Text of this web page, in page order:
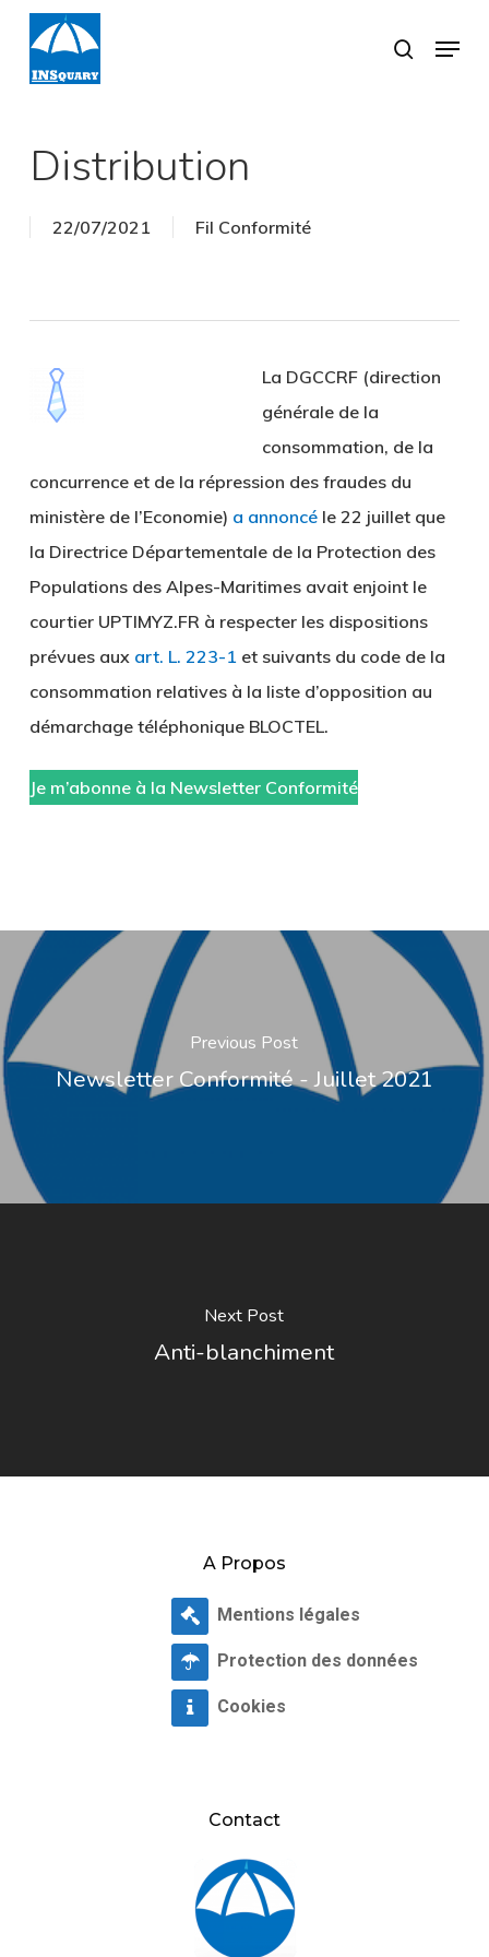
Skip
main
search
Menu
Distribution
22/07/2021 Fil Conformité
La DGCCRF (direction
générale de la
consommation, de la
concurrence et de la répression des fraudes du
ministère de l’Economie) a annoncéle 22 juillet que
la Directrice Départementale de la Protection des
Populations des Alpes-Maritimes avait enjoint le
courtier UPTIMYZ.FR à respecter les dispositions
prévues aux art. L. 223-1et suivants du code de la
consommation relatives à la liste d’opposition au
démarchage téléphonique BLOCTEL.
Je m’abonne à la Newsletter Conformité
Previous Post
Newsletter Conformité - Juillet 2021
Next Post
Anti-blanchiment
A Propos
Mentions légales
Protection des données
Cookies
Contact